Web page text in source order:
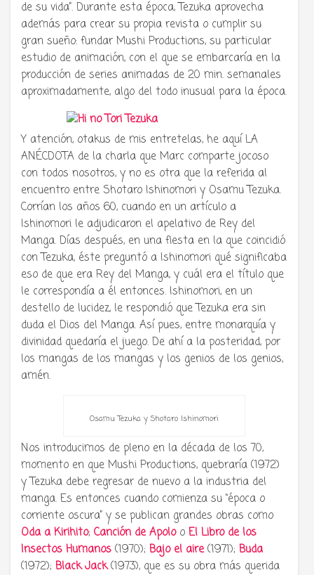
de su vida”. Durante esta época, Tezuka aprovecha
además para crear su propia revista o cumplir su
gran sueño: fundar Mushi Productions, su particular
estudio de animación, con el que se embarcaría en la
producción de series animadas de 20 min. semanales
aproximadamente, algo del todo inusual para la época.
Y atención, otakus de mis entretelas, he aquí LA
ANÉCDOTA de la charla que Marc comparte jocoso
con todos nosotros, y no es otra que la referida al
encuentro entre Shotaro Ishinomori y Osamu Tezuka.
Corrían los años 60, cuando en un artículo a
Ishinomori le adjudicaron el apelativo de Rey del
Manga. Días después, en una fiesta en la que coincidió
con Tezuka, éste preguntó a Ishinomori qué significaba
eso de que era Rey del Manga, y cuál era el título que
le correspondía a él entonces. Ishinomori, en un
destello de lucidez, le respondió que Tezuka era sin
duda el Dios del Manga. Así pues, entre monarquía y
divinidad quedaría el juego. De ahí a la posteridad, por
los mangas de los mangas y los genios de los genios,
amén.
Osamu Tezuka y Shotaro Ishinomori
Nos introducimos de pleno en la década de los 70,
momento en que Mushi Productions, quebraría (1972)
y Tezuka debe regresar de nuevo a la industria del
manga. Es entonces cuando comienza su “época o
corriente oscura” y se publican grandes obras como
Oda a Kirihito; Canción de Apoloo El Libro de los
Insectos Humanos (1970); Bajo el aire (1971); Buda
(1972); Black Jack(1973), que es su obra más querida